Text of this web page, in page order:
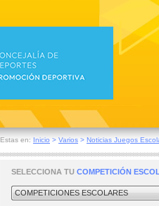
Estas en: Inicio > Varios > Noticias Juegos
SELECCIONA TU COMPETICIÓN
COMPETICIONES ESCOLARES